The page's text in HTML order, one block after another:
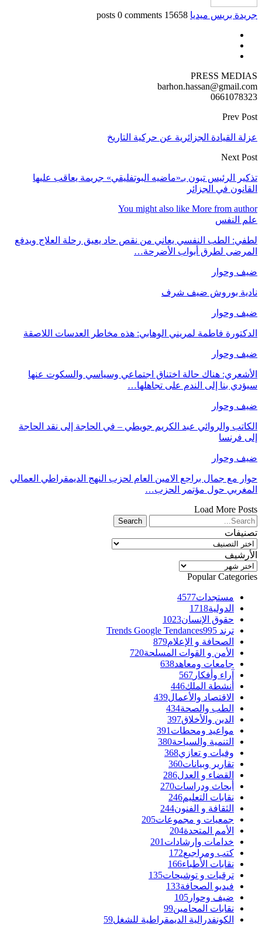
جريدة بريس ميديا 15658 posts
0 comments
PRESS MEDIAS
barhon.hassan@gmail.com
0661078323
Prev Post
عزلة القيادة الجزائرية عن حركية التاريخ
Next Post
تذكير الرئيس تبون بـ«ماضيه البوتفليقي» جريمة يعاقب عليها
القانون في الجزائر
You might also like More from author
علم النفس
لطفي: الطب النفسي يعاني من نقص حاد يعيق رحلة العلاج ويدفع
المرضى لطرق أبواب الأضرحة…
ضيف وحوار
نادية بوروش ضيف شرف
ضيف وحوار
الدكتورة فاطمة لمريني الوهابي: هذه مخاطر العدسات اللاصقة
ضيف وحوار
الأشعري: هناك حالة اختناق اجتماعي وسياسي والسكوت عنها
سيؤدي بنا إلى الندم على تجاهلها…
ضيف وحوار
الكاتب والروائي عبد الكريم جويطي – في الحاجة إلى نقد الحاجة
إلى فرنسا
ضيف وحوار
حوار مع جمال براجع الامين العام لحزب النهج الديمقراطي العمالي
المغربي حول مؤتمر الحزب…
Load More Posts
تصنيفات
تصنيفات
الأرشيف
الأرشيف
Popular Categories
مستجدات4577
الدولية1718
حقوق الإنسان1023
ترند Trends Google Tendances 995
الصحافة و الإعلام879
الأمن و القوات المسلحة720
جامعات ومعاهد638
آراء وأفكار 567
أنشطة الملك446
الاقتصاد والأعمال439
الطب والصحة434
الدين والأخلاق397
مواعيد ومحطات 391
التنمية والسياحة380
وفيات و تعازي368
تقارير وبيانات360
القضاء و العدل286
أبحاث ودراسات270
نقابات التعليم246
الثقافة و الفنون244
جمعيات و مجموعات205
الأمم المتحدة204
خدامات وإرشادات 201
كتب ومراجيع172
نقابات الأطباء166
ترقيات و توشيحات135
فيديو الصحافة133
ضيف وحوار 105
نقابات المحامين99
الكونفدرالية الديمقراطية للشغل59